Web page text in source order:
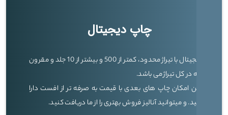
چاپ دیجیتال
چاپ دیجیتال با تیراژ محدود، کمتر از 500 و بیشتر از 10 جلد و مقرون
به صرفه در کل تیراژ می باشد.
همچنین امکان چاپ های بعدی با قیمت به صرفه تر از افست دارا
می باشید. و میتوانید آنالیز فروش بهتری را از ما دریافت کنید.